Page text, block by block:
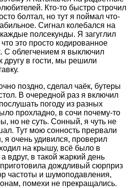
Кто-то быстро строчил
болтал, но тут я поймал что-
Сигнал колебался на
полсекунды. Я загуглил
это просто кодированное
С облегчением я выключил
другу в гости, мы решили
поздно, сделал чаёк, бутеры
В очередной раз я включил
погоду из разных
прохладно, в сочи почему-то
но не суть. Сонный, я чуть не
Тут мою сонность прервали
очень удивился, проверил
на крышу, всё было в
вдруг, в такой жаркий день
дождливый сюрприз
частоты и шумоподавления,
помехи не прекращались.